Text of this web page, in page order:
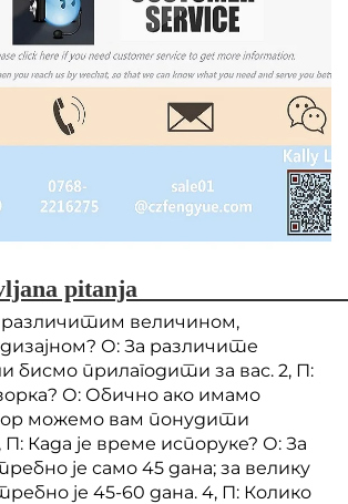
различитим величином,
О: За различите
бисмо прилагодити за вас. 2, П:
О: Обично ако имамо
можемо вам понудити
Када је време испоруке? О: За
је само 45 дана; за велику
је 45-60 дана. 4, П: Колико